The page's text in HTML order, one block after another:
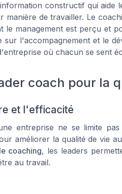
constructif qui aide
manière de travailler. Le
management est perçu et
sur l'accompagnement et le
où chacun se sent
coach pour la
et l'efficacité
entreprise ne se limite
améliorer la qualité de vie
coaching, les leaders
au travail.